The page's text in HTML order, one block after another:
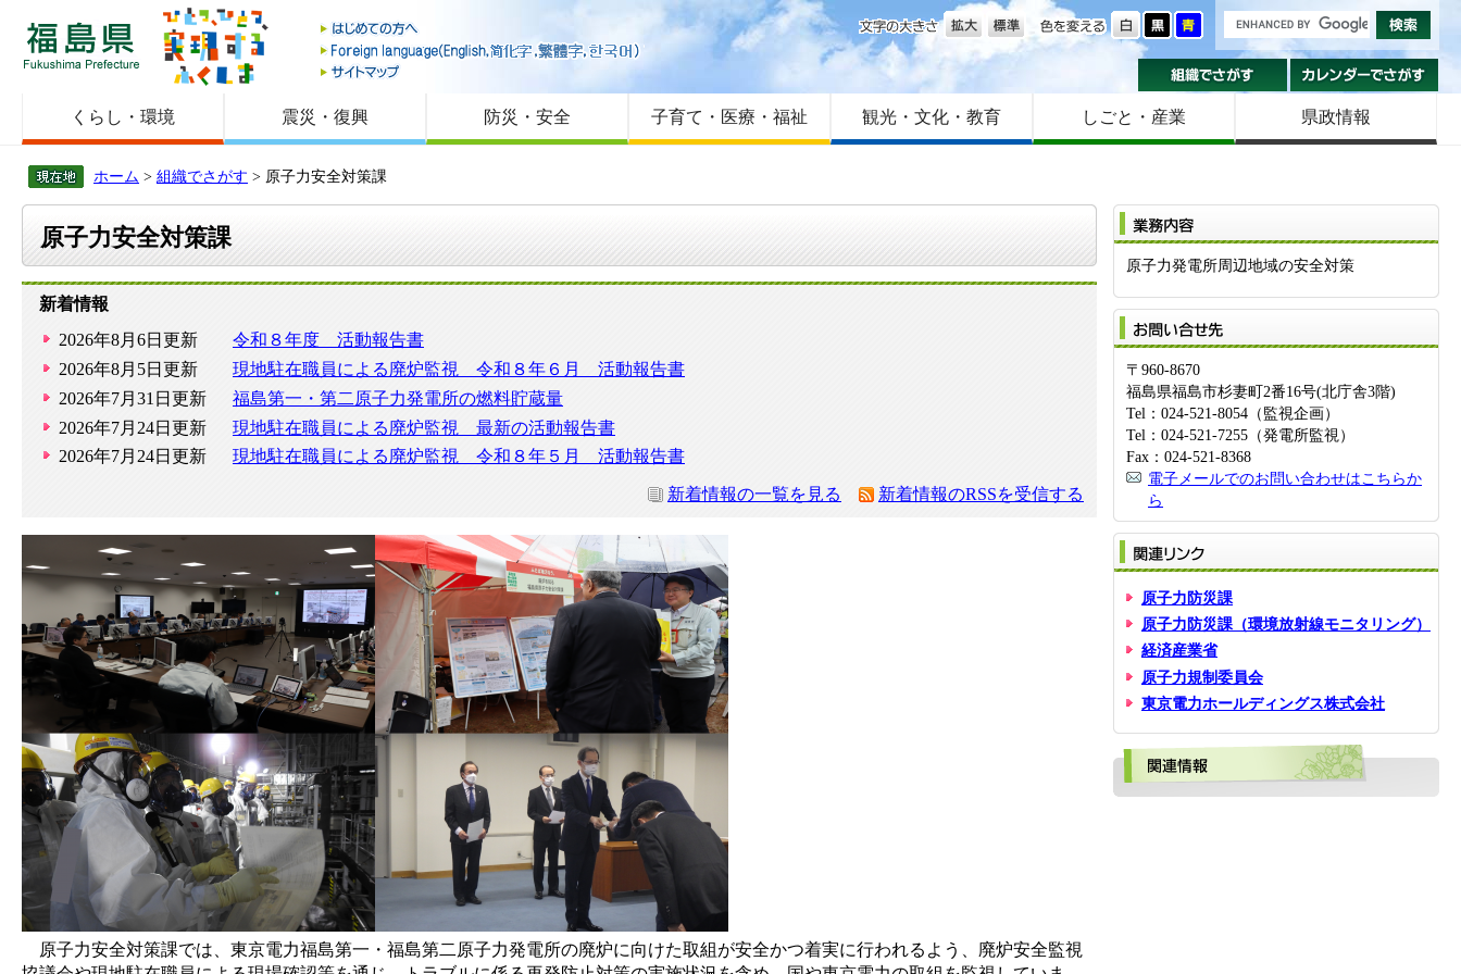
福島県
はじめての方へ
Foreign language
サイトマップ
色を変える
文字の大きさ
組織でさがす
くらし・環境 震災・復興 防災・安全 子育て・医療・福祉 観光・文化・教育 しごと・産業 県政情報
ホーム > 組織でさがす > 原子力安全対策課
原子力安全対策課
新着情報
2026年8月6日更新
令和８年度 活動報告書
2026年8月5日更新
現地駐在職員による廃炉監視 令和８年６月 活動報告書
2026年7月31日更新
福島第一・第二原子力発電所の燃料貯蔵量
2026年7月24日更新
現地駐在職員による廃炉監視 最新の活動報告書
2026年7月24日更新
現地駐在職員による廃炉監視 令和８年５月 活動報告書
新着情報の一覧を見る 新着情報のRSSを受信する
​ 原子力安全対策課では、東京電力福島第一・福島第二原子力発電所の廃炉に向けた取組が安全かつ着実に行われるよう、廃炉安全監視
原子力発電所周辺地域の安全対策
〒960-8670
福島県福島市杉妻町2番16号(北庁舎3階)
Tel：024-521-8054（監視企画）
Tel：024-521-7255（発電所監視）
Fax：024-521-8368
電子メールでのお問い合わせはこちらか
ら
原子力防災課
原子力防災課（環境放射線モニタリング）
経済産業省
原子力規制委員会
東京電力ホールディングス株式会社